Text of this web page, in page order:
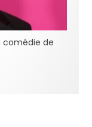
comédie de